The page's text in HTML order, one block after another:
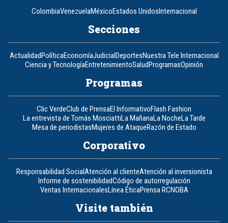
ColombiaVenezuelaMéxicoEstados UnidosInternacional
Secciones
ActualidadPolíticaEconomíaJudicialDeportesNuestra Tele Internacional
Ciencia y TecnologíaEntretenimientoSaludProgramasOpinión
Programas
Clic VerdeClub de PrensaEl InformativoFlash Fashion
La entrevista de Tomás MosciattiLa MañanaLa NocheLa Tarde
Mesa de periodistasMujeres de AtaqueRazón de Estado
Corporativo
Responsabilidad SocialAtención al clienteAtención al inversionista
Informe de sostenibilidadCódigo de autorregulación
Ventas InternacionalesLínea ÉticaPrensa RCNOBA
Visite también